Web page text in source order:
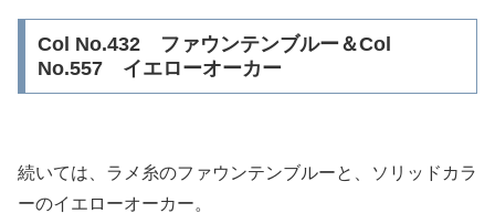
Col No.432 ファウンテンブルー＆Col
No.557 イエローオーカー
続いては、ラメ糸のファウンテンブルーと、ソリッドカラ
ーのイエローオーカー。